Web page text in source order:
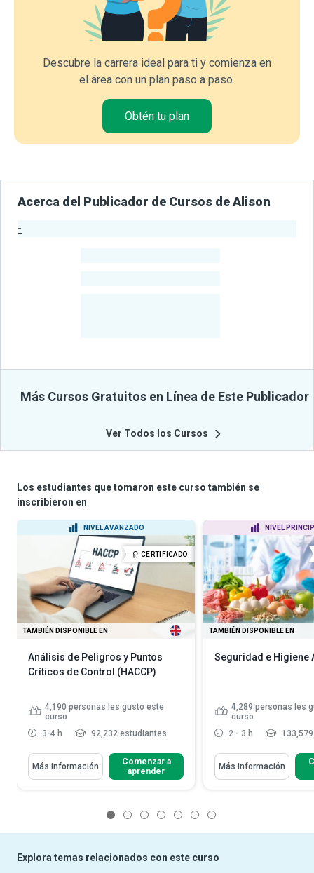
Descubre la carrera ideal para ti y comienza en
el área con un plan paso a paso.
Obtén tu plan
Acerca del Publicador de Cursos de Alison
-
Más Cursos Gratuitos en Línea de Este Publicador
Ver Todos los Cursos
Los estudiantes que tomaron este curso también se
inscribieron en
NIVEL AVANZADO
CERTIFICADO
TAMBIÉN DISPONIBLE EN
Análisis de Peligros y Puntos
Críticos de Control (HACCP)
4,190 personas les gustó este
curso
3-4 h
92,232 estudiantes
Más información
Comenzar a
aprender
NIVEL
TAMBIÉN DISPONIBLE EN
Seguridad e Higiene
4,289 personas les
curso
2 - 3 h
Más información
Explora temas relacionados con este curso